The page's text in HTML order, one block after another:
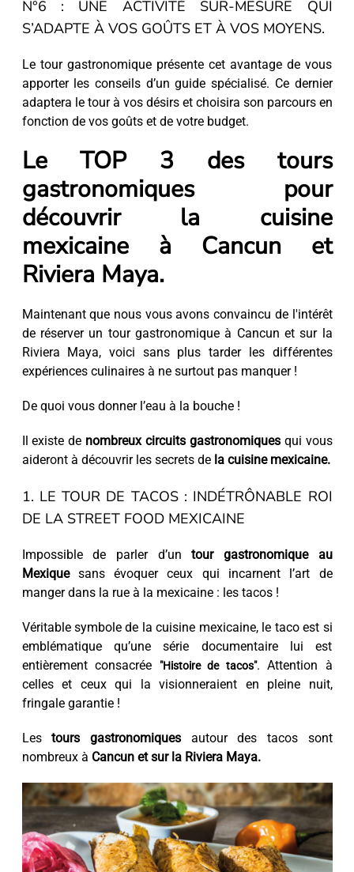
N°6 : UNE ACTIVITÉ SUR-MESURE QUI
S’ADAPTE À VOS GOÛTS ET À VOS MOYENS.
Le tour gastronomique présente cet avantage de vous
apporter les conseils d’un guide spécialisé. Ce dernier
adaptera le tour à vos désirs et choisira son parcours en
fonction de vos goûts et de votre budget.
Le TOP 3 des tours
gastronomiques pour
découvrir la cuisine
mexicaine à Cancun et
Riviera Maya.
Maintenant que nous vous avons convaincu de l'intérêt
de réserver un tour gastronomique à Cancun et sur la
Riviera Maya, voici sans plus tarder les différentes
expériences culinaires à ne surtout pas manquer !
De quoi vous donner l’eau à la bouche !
Il existe de nombreux circuits gastronomiquesqui vous
aideront à découvrir les secrets de la cuisine mexicaine.
1. LE TOUR DE TACOS : INDÉTRÔNABLE ROI
DE LA STREET FOOD MEXICAINE
Impossible de parler d’untour gastronomique au
Mexiquesans évoquer ceux qui incarnent l’art de
manger dans la rue à la mexicaine : les tacos !
Véritable symbole de la cuisine mexicaine, le taco est si
emblématique qu’une série documentaire lui est
entièrement consacrée
"Histoire de tacos". Attention à
celles et ceux qui la visionneraient en pleine nuit,
fringale garantie !
Lestours gastronomiquesautour des tacos sont
nombreux à Cancun et sur la Riviera Maya.